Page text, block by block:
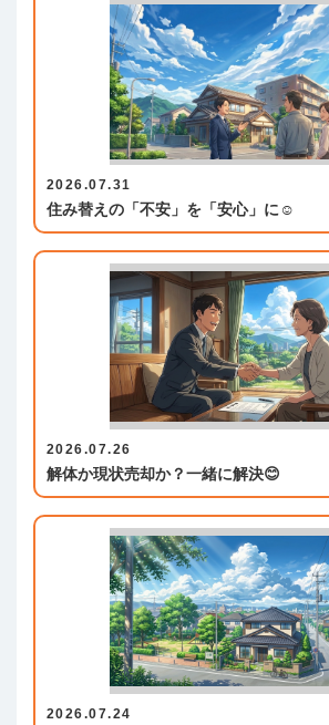
2026.07.31
住み替えの「不安」を「安心」に☺️
2026.07.26
解体か現状売却か？一緒に解決😊
2026.07.24